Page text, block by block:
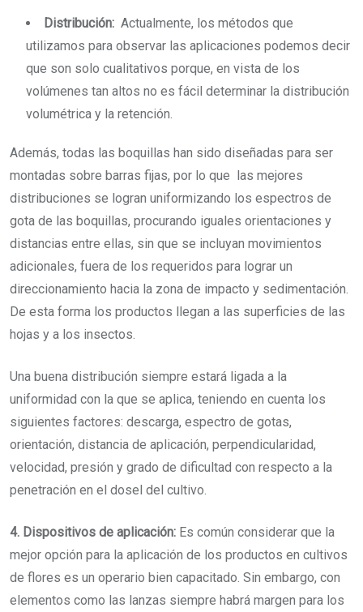
Distribución: Actualmente, los métodos que
utilizamos para observar las aplicaciones podemos decir
que son solo cualitativos porque, en vista de los
volúmenes tan altos no es fácil determinar la distribución
volumétrica y la retención.
Además, todas las boquillas han sido diseñadas para ser
montadas sobre barras fijas, por lo que las mejores
distribuciones se logran uniformizando los espectros de
gota de las boquillas, procurando iguales orientaciones y
distancias entre ellas, sin que se incluyan movimientos
adicionales, fuera de los requeridos para lograr un
direccionamiento hacia la zona de impacto y sedimentación.
De esta forma los productos llegan a las superficies de las
hojas y a los insectos.
Una buena distribución siempre estará ligada a la
uniformidad con la que se aplica, teniendo en cuenta los
siguientes factores: descarga, espectro de gotas,
orientación, distancia de aplicación, perpendicularidad,
velocidad, presión y grado de dificultad con respecto a la
penetración en el dosel del cultivo.
4. Dispositivos de aplicación: Es común considerar que la
mejor opción para la aplicación de los productos en cultivos
de flores es un operario bien capacitado. Sin embargo, con
elementos como las lanzas siempre habrá margen para los